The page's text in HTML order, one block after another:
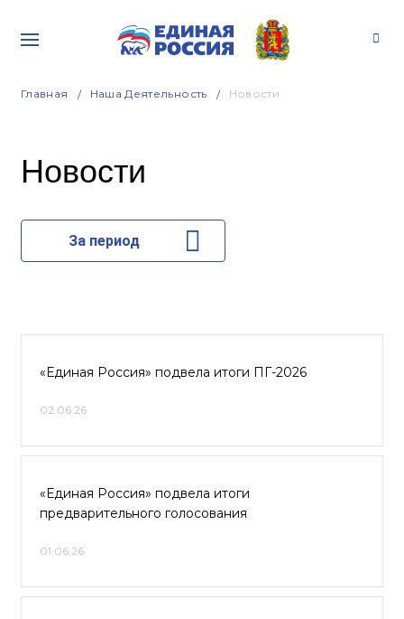
Главная Наша Деятельность Новости
Новости
За период
«Единая Россия» подвела итоги ПГ-2026
02.06.26
«Единая Россия» подвела итоги
предварительного голосования
01.06.26